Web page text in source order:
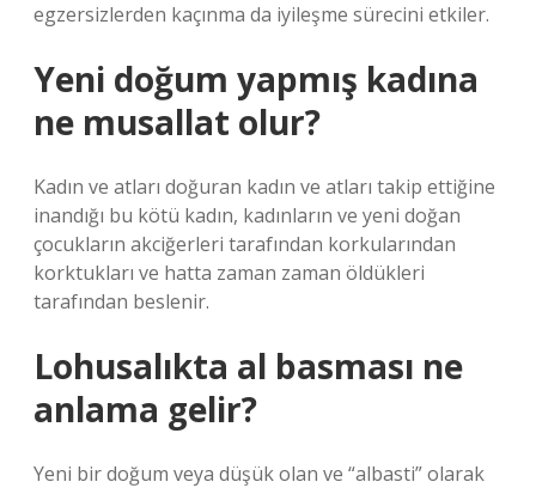
egzersizlerden kaçınma da iyileşme sürecini etkiler.
Yeni doğum yapmış kadına
ne musallat olur?
Kadın ve atları doğuran kadın ve atları takip ettiğine
inandığı bu kötü kadın, kadınların ve yeni doğan
çocukların akciğerleri tarafından korkularından
korktukları ve hatta zaman zaman öldükleri
tarafından beslenir.
Lohusalıkta al basması ne
anlama gelir?
Yeni bir doğum veya düşük olan ve “albasti” olarak